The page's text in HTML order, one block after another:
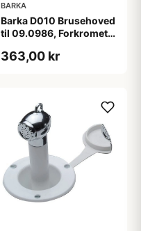
BARKA
Barka D010 Brusehoved
til 09.0986, Forkromet
363,00 kr